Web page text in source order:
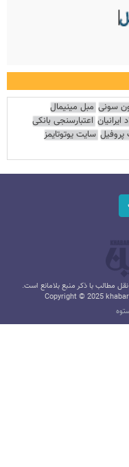
سونی مبل مینیمال
اعتبارسنجی بانکی
سایت یوتوتایمز
مطالب با ذکر منبع بلامانع است.
Copyright © 2025